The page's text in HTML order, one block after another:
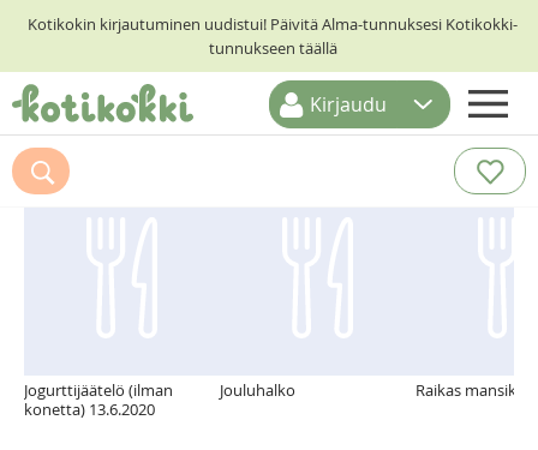
Kotikokin kirjautuminen uudistui! Päivitä Alma-tunnuksesi Kotikokki-
tunnukseen täällä
ETUSIVU
RESEPTIHAKU
Kirjaudu
Suosittelemme myös
Jogurttijäätelö (ilman
konetta) 13.6.2020
Jouluhalko Raikas